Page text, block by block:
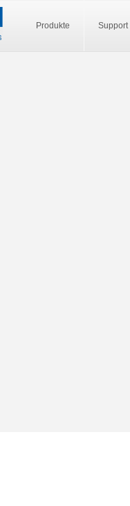
Produkte Support